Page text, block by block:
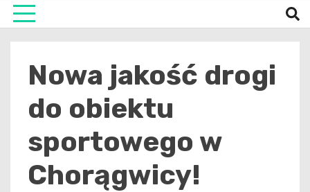
Nowa jakość drogi
do obiektu
sportowego w
Chorągwicy!